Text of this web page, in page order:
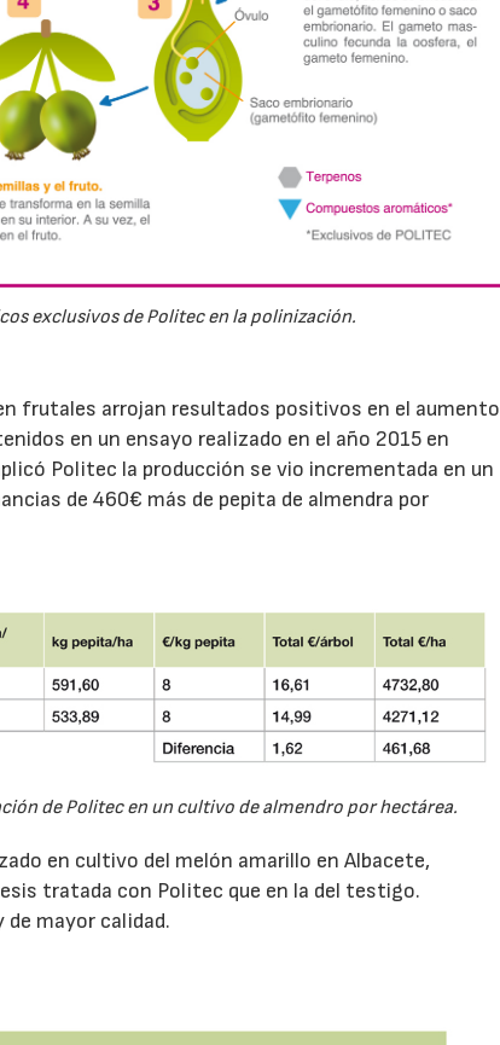
exclusivos de Politec en la polinización.
frutales arrojan resultados positivos en el aumento
en un ensayo realizado en el año 2015 en
Politec la producción se vio incrementada en un
de 460€ más de pepita de almendra por
de Politec en un cultivo de almendro por hectárea.
en cultivo del melón amarillo en Albacete,
tratada con Politec que en la del testigo.
mayor calidad.